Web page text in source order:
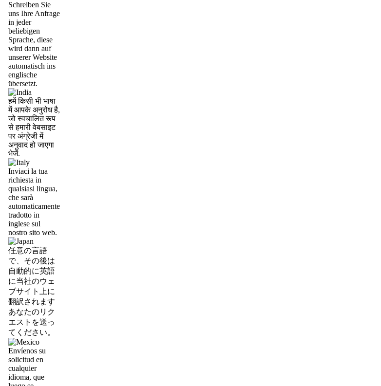
Schreiben Sie
uns Ihre Anfrage
in jeder
beliebigen
Sprache, diese
wird dann auf
unserer Website
automatisch ins
englische
übersetzt.
हमें किसी भी भाषा
में आपके अनुरोध है,
जो स्वचालित रूप
से हमारी वेबसाइट
पर अंग्रेजी में
अनुवाद हो जाएगा
भेजें.
Inviaci la tua
richiesta in
qualsiasi lingua,
che sarà
automaticamente
tradotto in
inglese sul
nostro sito web.
任意の言語
で、その後は
自動的に英語
に当社のウェ
ブサイト上に
翻訳されます
あなたのリク
エストを送っ
てください。
Envíenos su
solicitud en
cualquier
idioma, que